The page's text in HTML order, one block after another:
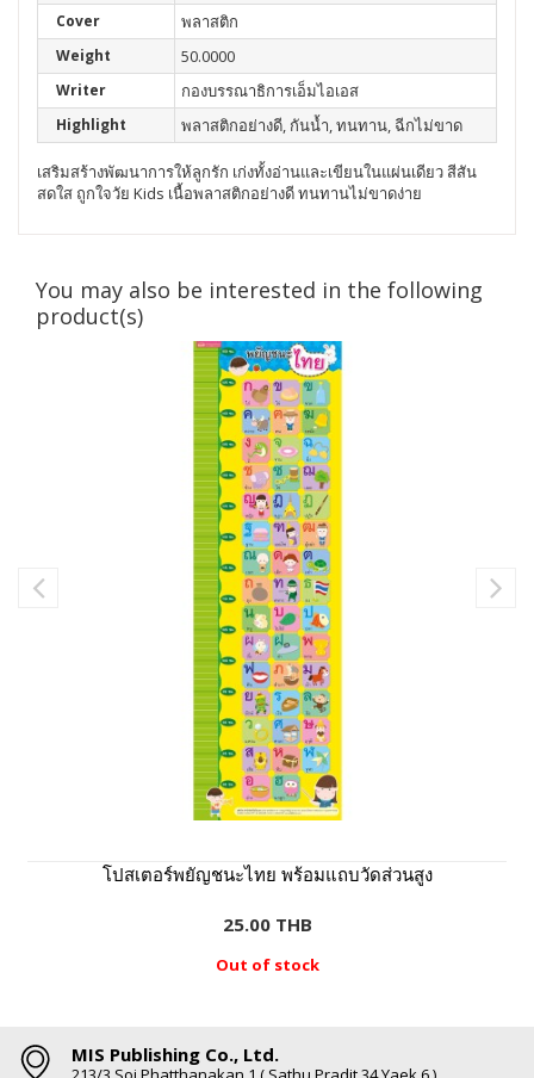
Cover พลาสติก
Weight 50.0000
Writer กองบรรณาธิการเอ็มไอเอส
Highlight พลาสติกอย่างดี, กันน้ำ, ทนทาน, ฉีกไม่ขาด
เสริมสร้างพัฒนาการให้ลูกรัก เก่งทั้งอ่านและเขียนในแผ่นเดียว สีสัน
สดใส ถูกใจวัย Kids เนื้อพลาสติกอย่างดี ทนทานไม่ขาดง่าย
You may also be interested in the following
product(s)
โปสเตอร์พยัญชนะไทย พร้อมแถบวัดส่วนสูง
25.00 THB
Out of stock
MIS Publishing Co., Ltd.